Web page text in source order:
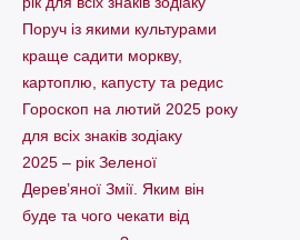
Поруч із якими культурами
краще садити моркву,
картоплю, капусту та редис
Гороскоп на лютий 2025 року
для всіх знаків зодіаку
2025 – рік Зеленої
Дерев’яної Змії. Яким він
буде та чого чекати від